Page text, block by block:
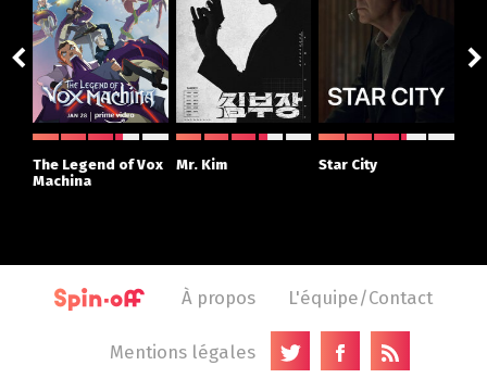
The Legend of Vox
Machina
Mr. Kim Star City
À propos L'équipe/Contact
Mentions légales